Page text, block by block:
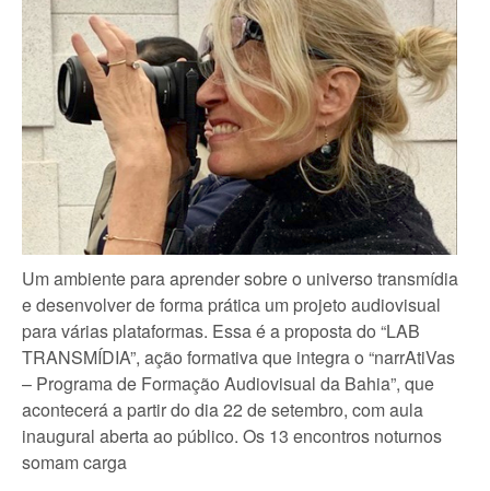
Um ambiente para aprender sobre o universo transmídia
e desenvolver de forma prática um projeto audiovisual
para várias plataformas. Essa é a proposta do “LAB
TRANSMÍDIA”, ação formativa que integra o “narrAtiVas
– Programa de Formação Audiovisual da Bahia”, que
acontecerá a partir do dia 22 de setembro, com aula
inaugural aberta ao público. Os 13 encontros noturnos
somam carga